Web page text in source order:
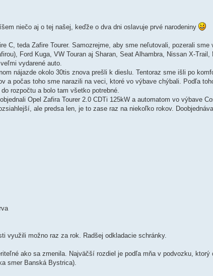
niečo aj o tej našej, keďže o dva dni oslavuje prvé narodeniny
C, teda Zafire Tourer. Samozrejme, aby sme neľutovali, pozerali sme
Ford Kuga, VW Touran aj Sharan, Seat Alhambra, Nissan X-Trail,
vydarené auto.
nájazde okolo 30tis znova prešli k dieslu. Tentoraz sme išli po
a počas toho sme narazili na veci, ktoré vo výbave chýbali. Podľa
rozpočtu a bolo tam všetko potrebné.
Opel Zafira Tourer 2.0 CDTi 125kW a automatom vo výbave
ale predsa len, je to zase raz na niekoľko rokov.
využili možno raz za rok. Radšej odkladacie schránky.
ako sa zmenila. Najväčší rozdiel je podľa mňa v podvozku,
smer Banská Bystrica).